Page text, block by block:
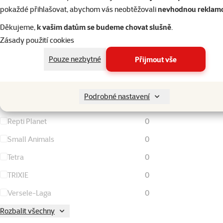
pokaždé přihlašovat, abychom vás neobtěžovalinevhodnou
Děkujeme,k vašim datům se budeme chovat slušně.
Zásady použití cookies
Pouze nezbytné
Přijmout vše
Podrobné nastavení
Magic Pearls
0
Marlex
0
0
0
0
Repti Planet
0
Small Animals
0
Tetra
0
TRIXIE
0
Versele-Laga
0
Rozbalit všechny